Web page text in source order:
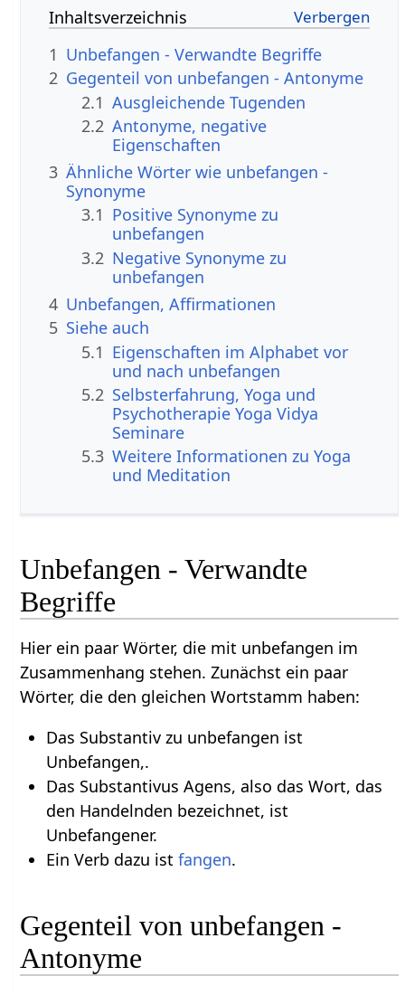
Inhaltsverzeichnis
1 Unbefangen - Verwandte Begriffe
2 Gegenteil von unbefangen - Antonyme
2.1 Ausgleichende Tugenden
2.2 Antonyme, negative
Eigenschaften
3 Ähnliche Wörter wie unbefangen -
Synonyme
3.1 Positive Synonyme zu
unbefangen
3.2 Negative Synonyme zu
unbefangen
4 Unbefangen, Affirmationen
5 Siehe auch
5.1 Eigenschaften im Alphabet vor
und nach unbefangen
5.2 Selbsterfahrung, Yoga und
Psychotherapie Yoga Vidya
Seminare
5.3 Weitere Informationen zu Yoga
und Meditation
Unbefangen - Verwandte
Begriffe
Hier ein paar Wörter, die mit unbefangen im
Zusammenhang stehen. Zunächst ein paar
Wörter, die den gleichen Wortstamm haben:
Das Substantiv zu unbefangen ist
Unbefangen,.
Das Substantivus Agens, also das Wort, das
den Handelnden bezeichnet, ist
Unbefangener.
Ein Verb dazu ist fangen.
Gegenteil von unbefangen -
Antonyme